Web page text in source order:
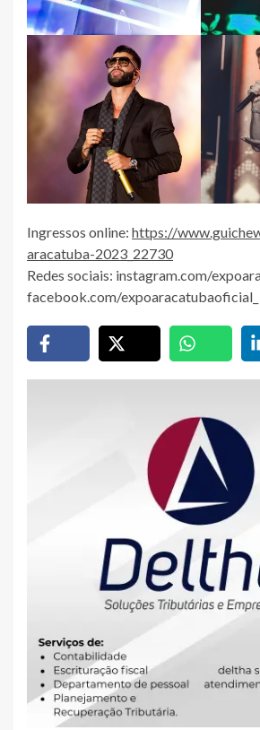
Ingressos online: https://
aracatuba-2023_22730
Redes sociais: instagram.com/
facebook.com/expoaracatubaoficial_